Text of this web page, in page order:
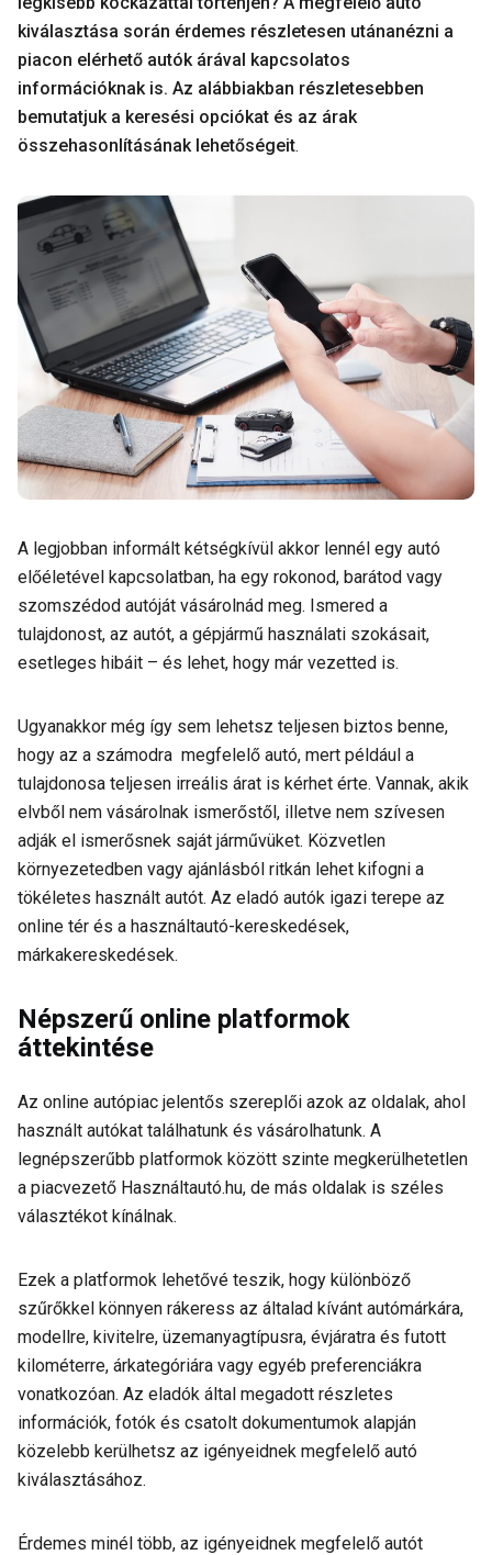
kiválasztása során érdemes részletesen utánanézni a
piacon elérhető autók árával kapcsolatos
információknak is. Az alábbiakban részletesebben
bemutatjuk a keresési opciókat és az árak
összehasonlításának lehetőségeit.
A legjobban informált kétségkívül akkor lennél egy autó
előéletével kapcsolatban, ha egy rokonod, barátod vagy
szomszédod autóját vásárolnád meg. Ismered a
tulajdonost, az autót, a gépjármű használati szokásait,
esetleges hibáit – és lehet, hogy már vezetted is.
Ugyanakkor még így sem lehetsz teljesen biztos benne,
hogy az a számodra megfelelő autó, mert például a
tulajdonosa teljesen irreális árat is kérhet érte. Vannak, akik
elvből nem vásárolnak ismerőstől, illetve nem szívesen
adják el ismerősnek saját járművüket. Közvetlen
környezetedben vagy ajánlásból ritkán lehet kifogni a
tökéletes használt autót. Az eladó autók igazi terepe az
online tér és a használtautó-kereskedések,
márkakereskedések.
Népszerű online platformok
áttekintése
Az online autópiac jelentős szereplői azok az oldalak, ahol
használt autókat találhatunk és vásárolhatunk. A
legnépszerűbb platformok között szinte megkerülhetetlen
a piacvezető Használtautó.hu, de más oldalak is széles
választékot kínálnak.
Ezek a platformok lehetővé teszik, hogy különböző
szűrőkkel könnyen rákeress az általad kívánt autómárkára,
modellre, kivitelre, üzemanyagtípusra, évjáratra és futott
kilométerre, árkategóriára vagy egyéb preferenciákra
vonatkozóan. Az eladók által megadott részletes
információk, fotók és csatolt dokumentumok alapján
közelebb kerülhetsz az igényeidnek megfelelő autó
kiválasztásához.
Érdemes minél több, az igényeidnek megfelelő autót